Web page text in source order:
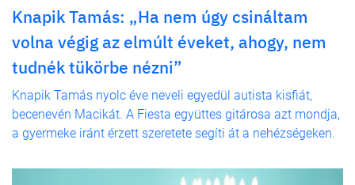
Knapik Tamás: „Ha nem úgy csináltam
volna végig az elmúlt éveket, ahogy, nem
tudnék tükörbe nézni”
Knapik Tamás nyolc éve neveli egyedül autista kisfiát,
becenevén Macikát. A Fiesta együttes gitárosa azt mondja,
a gyermeke iránt érzett szeretete segíti át a nehézségeken.